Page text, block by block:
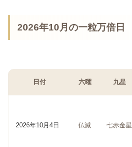
2026年10月の一粒万倍日
日付 六曜 九星
2026年10月4日 仏滅 七赤金星